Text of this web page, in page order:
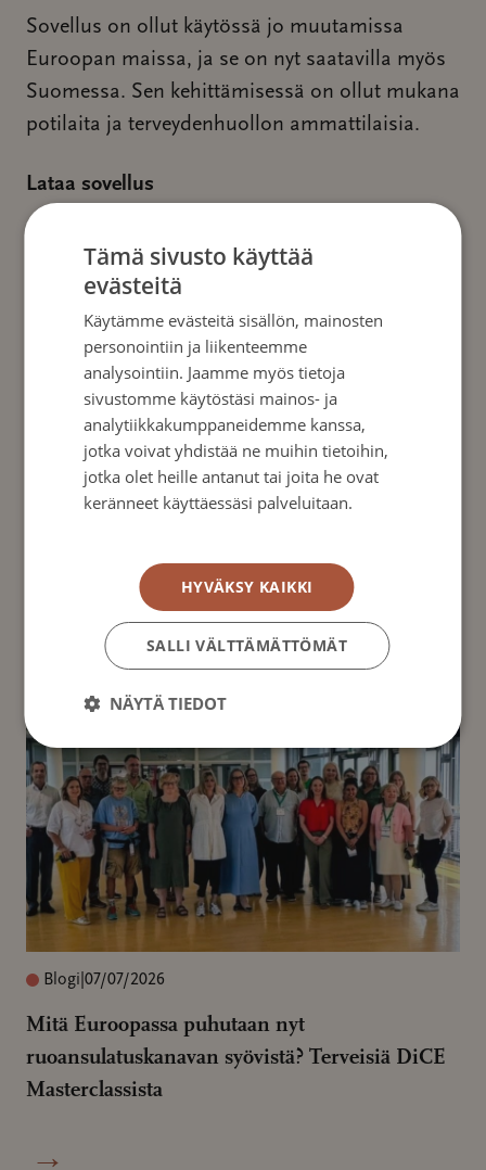
Sovellus on ollut käytössä jo muutamissa
Euroopan maissa, ja se on nyt saatavilla myös
Suomessa. Sen kehittämisessä on ollut mukana
potilaita ja terveydenhuollon ammattilaisia.
Lataa sovellus
Voit ladata sovelluksen:
Löydät sen myös hakusanalla Suolistosyöpä
Sovellus on tarkoitettu tueksi – kulkemaan
rinnalla silloin, kun tietoa, selkeyttä ja arjen
tukea tarvitaan.
Ajankohtaista
Blogi 07/07/2026
Mitä Euroopassa puhutaan nyt
ruoansulatuskanavan syövistä? Terveisiä DiCE
Masterclassista
→
Tämä sivusto käyttää
evästeitä
Käytämme evästeitä sisällön, mainosten
personointiin ja liikenteemme
analysointiin. Jaamme myös tietoja
sivustomme käytöstäsi mainos- ja
analytiikkakumppaneidemme kanssa,
jotka voivat yhdistää ne muihin tietoihin,
jotka olet heille antanut tai joita he ovat
keränneet käyttäessäsi palveluitaan.
HYVÄKSY KAIKKI
SALLI VÄLTTÄMÄTTÖMÄT
NÄYTÄ TIEDOT